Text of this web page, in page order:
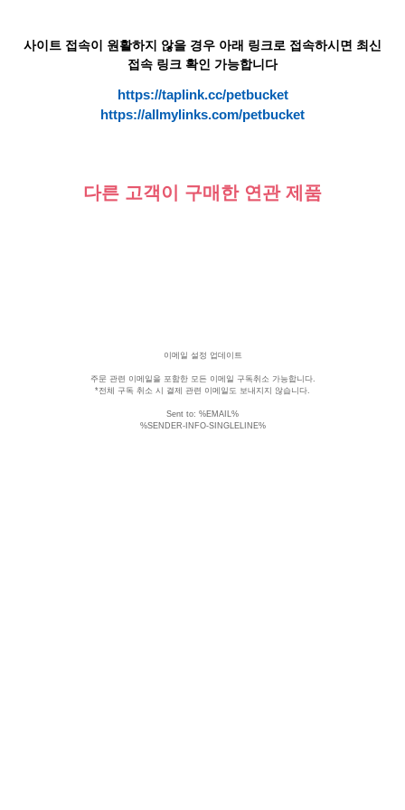
사이트 접속이 원활하지 않을 경우 아래 링크로 접속하시면 최신
접속 링크 확인 가능합니다
https://taplink.cc/petbucket
https://allmylinks.com/petbucket
다른 고객이 구매한 연관 제품
이메일 설정 업데이트
주문 관련 이메일을 포함한 모든 이메일 구독취소 가능합니다.
*전체 구독 취소 시 결제 관련 이메일도 보내지지 않습니다.
Sent to: %EMAIL%
%SENDER-INFO-SINGLELINE%